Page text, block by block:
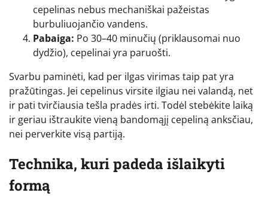
cepelinas nebus mechaniškai pažeistas
burbuliuojančio vandens.
Pabaiga: Po 30–40 minučių (priklausomai nuo
dydžio), cepelinai yra paruošti.
Svarbu paminėti, kad per ilgas virimas taip pat yra
pražūtingas. Jei cepelinus virsite ilgiau nei valandą, net
ir pati tvirčiausia tešla pradės irti. Todėl stebėkite laiką
ir geriau ištraukite vieną bandomąjį cepeliną anksčiau,
nei perverkite visą partiją.
Technika, kuri padeda išlaikyti
formą